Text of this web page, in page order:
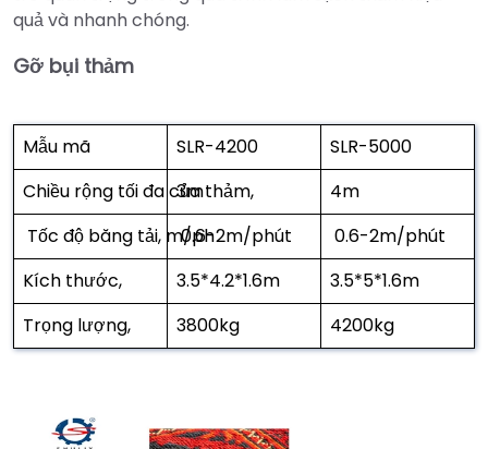
quả và nhanh chóng.
Gỡ bụi thảm
Mẫu mã SLR-4200
SLR-5000
Chiều rộng tối đa của thảm,
3m
4m
Tốc độ băng tải, m/ph0.6-2m/phút
0.6-2m/phút
Kích thước,
3.5*4.2*1.6m
3.5*5*1.6m
Trọng lượng,
3800kg 4200kg